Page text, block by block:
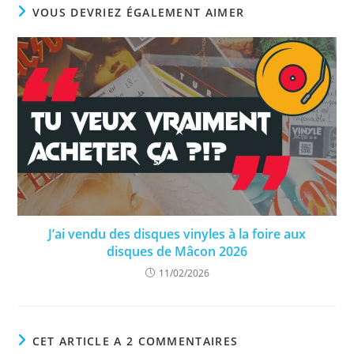
VOUS DEVRIEZ ÉGALEMENT AIMER
J’ai vendu des disques vinyles à la foire aux
disques de Mâcon 2026
11/02/2026
CET ARTICLE A 2 COMMENTAIRES